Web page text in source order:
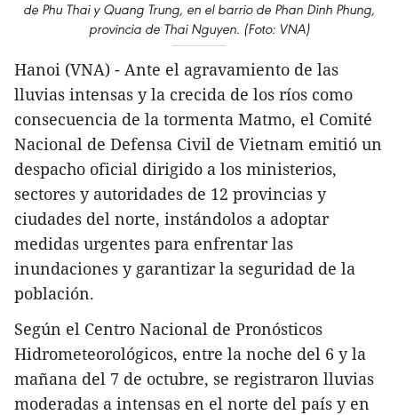
de Phu Thai y Quang Trung, en el barrio de Phan Dinh Phung,
provincia de Thai Nguyen. (Foto: VNA)
Hanoi (VNA) - Ante el agravamiento de las
lluvias intensas y la crecida de los ríos como
consecuencia de la tormenta Matmo, el Comité
Nacional de Defensa Civil de Vietnam emitió un
despacho oficial dirigido a los ministerios,
sectores y autoridades de 12 provincias y
ciudades del norte, instándolos a adoptar
medidas urgentes para enfrentar las
inundaciones y garantizar la seguridad de la
población.
Según el Centro Nacional de Pronósticos
Hidrometeorológicos, entre la noche del 6 y la
mañana del 7 de octubre, se registraron lluvias
moderadas a intensas en el norte del país y en